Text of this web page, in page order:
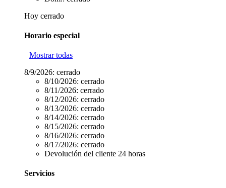
Hoy cerrado
Horario especial
Mostrar todas
8/9/2026: cerrado
8/10/2026: cerrado
8/11/2026: cerrado
8/12/2026: cerrado
8/13/2026: cerrado
8/14/2026: cerrado
8/15/2026: cerrado
8/16/2026: cerrado
8/17/2026: cerrado
Devolución del cliente 24 horas
Servicios